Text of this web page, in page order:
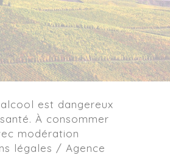
est dangereux
À consommer
modération
légales / Agence